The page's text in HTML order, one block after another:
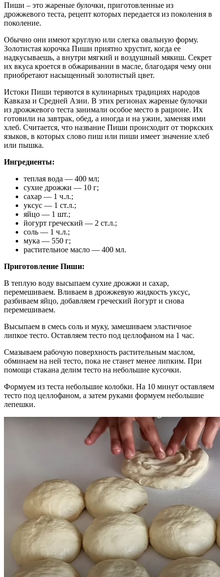
Пиши – это жареные булочки, приготовленные из
дрожжевого теста, рецепт которых передается из поколения в
поколение.
Обычно они имеют круглую или слегка овальную форму.
Золотистая корочка Пиши приятно хрустит, когда ее
надкусываешь, а внутри мягкий и воздушный мякиш. Секрет
их вкуса кроется в обжаривании в масле, благодаря чему они
приобретают насыщенный золотистый цвет.
Истоки Пиши теряются в кулинарных традициях народов
Кавказа и Средней Азии. В этих регионах жареные булочки
из дрожжевого теста занимали особое место в рационе. Их
готовили на завтрак, обед, а иногда и на ужин, заменяя ими
хлеб. Считается, что название Пиши происходит от тюркских
языков, в которых слово пиш или пиши имеет значение хлеб
или пышка.
Ингредиенты:
теплая вода — 400 мл;
сухие дрожжи — 10 г;
сахар — 1 ч.л.;
уксус — 1 ст.л.;
яйцо — 1 шт.;
йогурт греческий — 2 ст.л.;
соль — 1 ч.л.;
мука — 550 г;
растительное масло — 400 мл.
Приготовление Пиши:
В теплую воду высыпаем сухие дрожжи и сахар,
перемешиваем. Вливаем в дрожжевую жидкость уксус,
разбиваем яйцо, добавляем греческий йогурт и снова
перемешиваем.
Высыпаем в смесь соль и муку, замешиваем эластичное
липкое тесто. Оставляем тесто под целлофаном на 1 час.
Смазываем рабочую поверхность растительным маслом,
обминаем на ней тесто, пока не станет менее липким. При
помощи стакана делим тесто на небольшие кусочки.
Формуем из теста небольшие колобки. На 10 минут оставляем
тесто под целлофаном, а затем руками формуем небольшие
лепешки.